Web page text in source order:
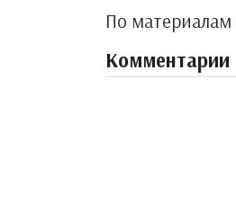
По материалам
Комментарии